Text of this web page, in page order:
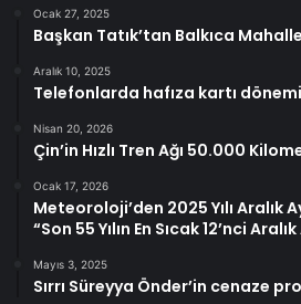
Ocak 27, 2025
Başkan Tatık’tan Balkıca
Aralık 10, 2025
Telefonlarda hafıza kartı
Nisan 20, 2026
Çin’in Hızlı Tren Ağı 50.000
Ocak 17, 2026
Meteoroloji’den 2025 Yılı Aralık
“Son 55 Yılın En Sıcak 12’nci Aralık
Mayıs 3, 2025
Sırrı Süreyya Önder’in cenaze